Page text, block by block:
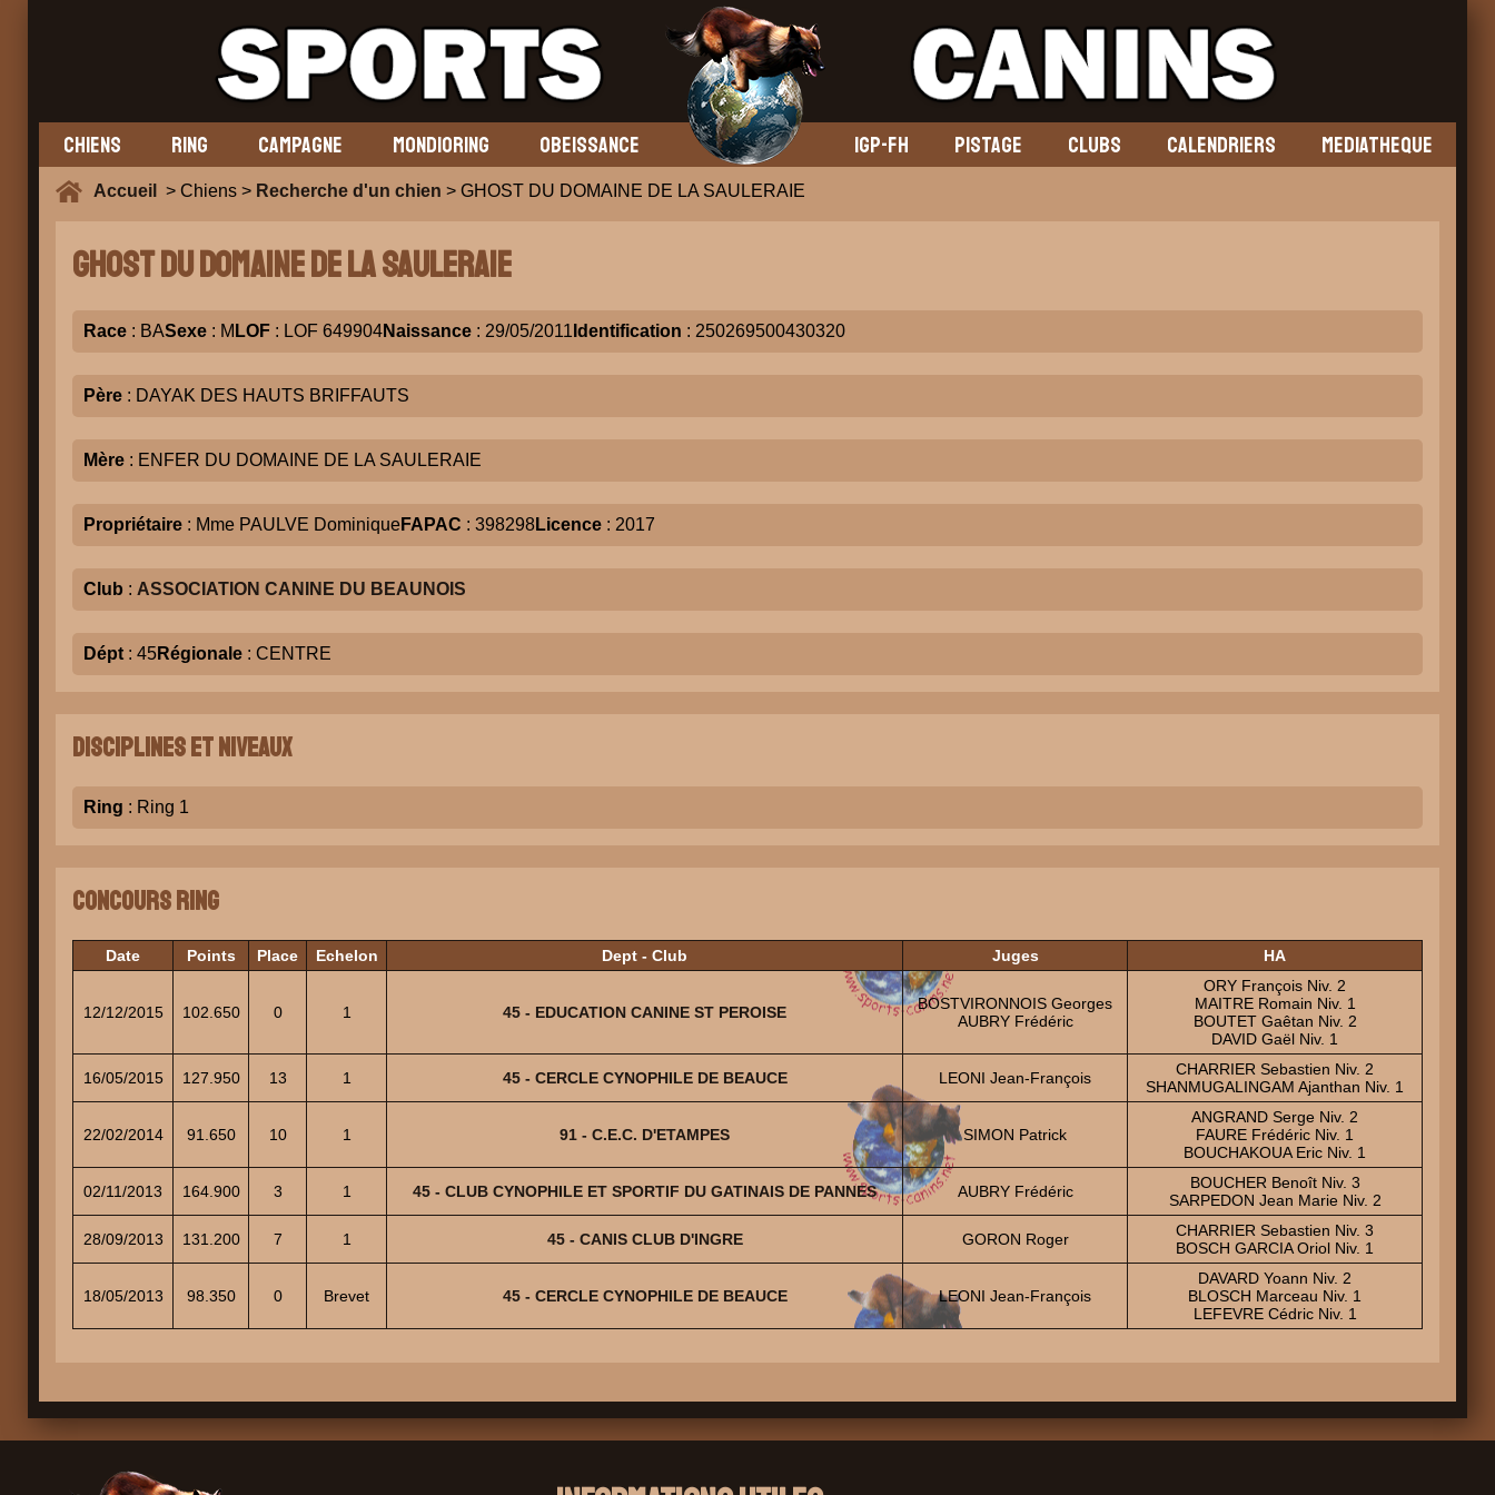
CHIENS RING CAMPAGNE MONDIORING OBEISSANCE IGP-FH PISTAGE CLUBS CALENDRIERS MEDIATHEQUE
Accueil > Chiens > Recherche d'un chien > GHOST DU DOMAINE DE LA SAULERAIE
GHOST DU DOMAINE DE LA SAULERAIE
Race : BASexe : M LOF : LOF 649904Naissance : 29/05/2011 Identification : 250269500430320
Père : DAYAK DES HAUTS BRIFFAUTS
Mère : ENFER DU DOMAINE DE LA SAULERAIE
Propriétaire : Mme PAULVE DominiqueFAPAC : 398298Licence : 2017
Club : ASSOCIATION CANINE DU BEAUNOIS
Dépt : 45Régionale : CENTRE
Disciplines et niveaux
Ring : Ring 1
Concours Ring
Date Points Place Echelon Dept - Club Juges HA
12/12/2015 102.650 0 1 45 - EDUCATION CANINE ST PEROISE
BOSTVIRONNOIS Georges
AUBRY Frédéric
ORY François Niv. 2
MAITRE Romain Niv. 1
BOUTET Gaêtan Niv. 2
DAVID Gaël Niv. 1
16/05/2015 127.950 13 1 45 - CERCLE CYNOPHILE DE BEAUCE LEONI Jean-François
CHARRIER Sebastien Niv. 2
SHANMUGALINGAM Ajanthan Niv. 1
22/02/2014 91.650 10 1 91 - C.E.C. D'ETAMPES SIMON Patrick
ANGRAND Serge Niv. 2
FAURE Frédéric Niv. 1
BOUCHAKOUA Eric Niv. 1
02/11/2013 164.900 3 1 45 - CLUB CYNOPHILE ET SPORTIF DU GATINAIS DE PANNES AUBRY Frédéric
BOUCHER Benoît Niv. 3
SARPEDON Jean Marie Niv. 2
28/09/2013 131.200 7 1 45 - CANIS CLUB D'INGRE GORON Roger
CHARRIER Sebastien Niv. 3
BOSCH GARCIA Oriol Niv. 1
18/05/2013 98.350 0 Brevet 45 - CERCLE CYNOPHILE DE BEAUCE LEONI Jean-François
DAVARD Yoann Niv. 2
BLOSCH Marceau Niv. 1
LEFEVRE Cédric Niv. 1